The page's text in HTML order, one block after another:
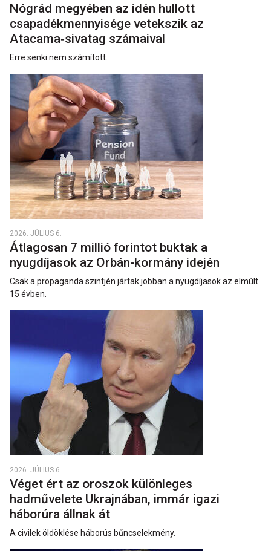
Nógrád megyében az idén hullott
csapadékmennyisége vetekszik az
Atacama‑sivatag számaival
Erre senki nem számított.
2026. JÚLIUS 6.
Átlagosan 7 millió forintot buktak a
nyugdíjasok az Orbán-kormány idején
Csak a propaganda szintjén jártak jobban a nyugdíjasok az elmúlt
15 évben.
2026. JÚLIUS 6.
Véget ért az oroszok különleges
hadművelete Ukrajnában, immár igazi
háborúra állnak át
A civilek öldöklése háborús bűncselekmény.